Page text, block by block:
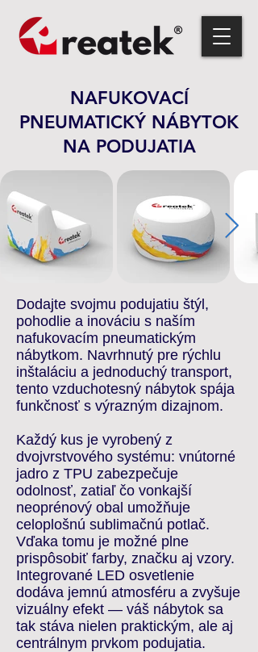
NAFUKOVACÍ
PNEUMATICKÝ NÁBYTOK
NA PODUJATIA
Dodajte svojmu podujatiu štýl,
pohodlie a inováciu s naším
nafukovacím pneumatickým
nábytkom. Navrhnutý pre rýchlu
inštaláciu a jednoduchý transport,
tento vzduchotesný nábytok spája
funkčnosť s výrazným dizajnom.
Každý kus je vyrobený z
dvojvrstvového systému: vnútorné
jadro z TPU zabezpečuje
odolnosť, zatiaľ čo vonkajší
neoprénový obal umožňuje
celoplošnú sublimačnú potlač.
Vďaka tomu je možné plne
prispôsobiť farby, značku aj vzory.
Integrované LED osvetlenie
dodáva jemnú atmosféru a zvyšuje
vizuálny efekt — váš nábytok sa
tak stáva nielen praktickým, ale aj
centrálnym prvkom podujatia.